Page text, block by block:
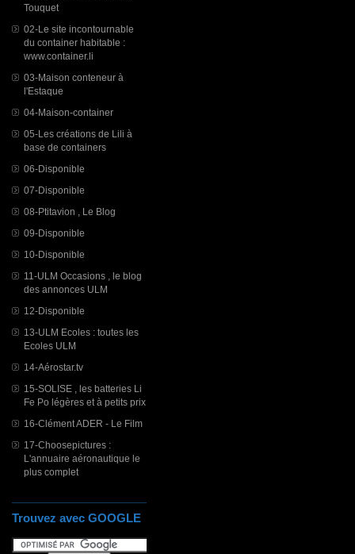
Touquet
02-Le site incontournable
du container habitable :
www.container.li
03-Maison conteneur à
l'Estaque
04-Maison-container
05-Les créations de Lili à
base de containers
06-Disponible
07-Disponible
08-Ptitavion , Le Blog
09-Disponible
10-Disponible
11-ULM Occasions , le blog
des annonces ULM
12-Disponible
13-ULM Ecoles : toutes les
Ecoles ULM
14-Aérostar.tv
15-SOLISE , les batteries Li
Fe Po légères et à petits prix
16-Clément ADER - Le Film
17-Choosepictures :
L'annuaire aéronautique le
plus complet
Trouvez avec GOOGLE